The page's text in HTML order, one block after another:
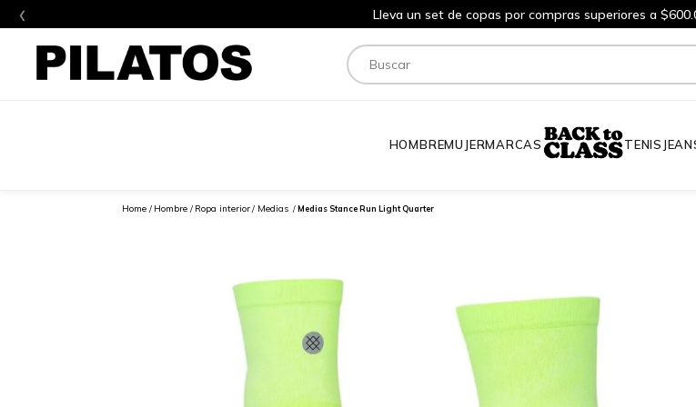
‹ Lleva un set de copas por compras superiores a
Buscar
HOMBREMUJERMARCAS TENIS
Hombre Ropa interior Medias Medias Stance Run Light Quarter